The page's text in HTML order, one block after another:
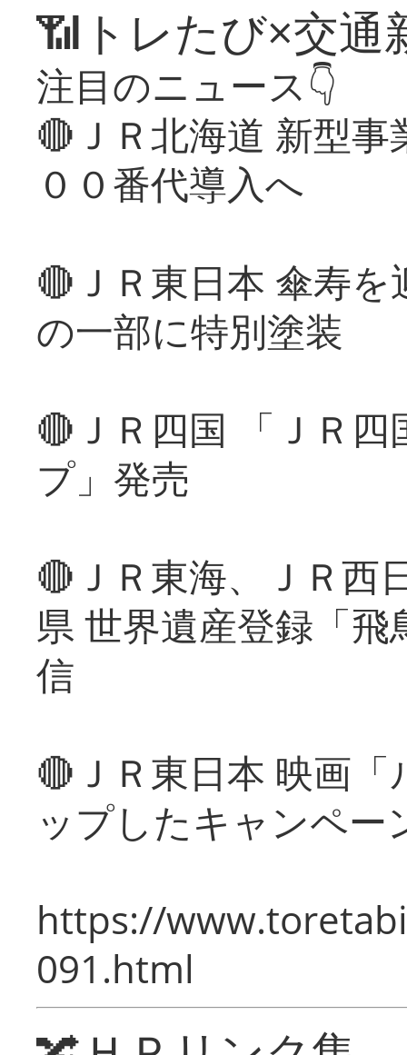
📶トレたび×交通
注目のニュース👇
🔴ＪＲ北海道 新型
００番代導入へ
🔴ＪＲ東日本 傘寿
の一部に特別塗装
🔴ＪＲ四国 「ＪＲ
プ」発売
🔴ＪＲ東海、ＪＲ西
県 世界遺産登録「
信
🔴ＪＲ東日本 映画
ップしたキャンペー
https://
091.html